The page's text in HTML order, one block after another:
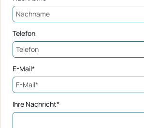
Telefon
E-Mail*
Ihre Nachricht*